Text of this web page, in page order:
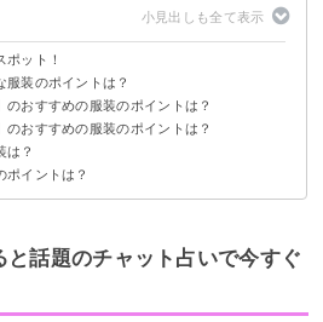
ット！
装のポイントは？
多い格好
おすすめの服装のポイントは？
ツおすすめの服装のポイントは？
ス
は？
めの服装
めの服装
めの服装
めの服装
ポイントは？
る
話題のチャット占いで今すぐ